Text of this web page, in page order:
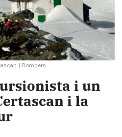
| Bombers
i un
i la